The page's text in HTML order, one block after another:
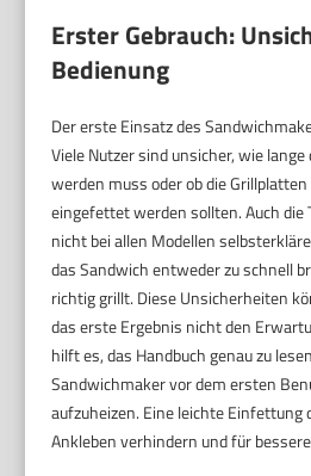
Erster Gebrauch:
Bedienung
Der erste Einsatz des
Viele Nutzer sind unsicher, wie
werden muss oder ob die
eingefettet werden sollten. Auch die
nicht bei allen Modellen
das Sandwich entweder zu schnell
richtig grillt. Diese Unsicherheiten
das erste Ergebnis nicht den
hilft es, das Handbuch genau zu
Sandwichmaker vor dem ersten
aufzuheizen. Eine leichte Einfettung
Ankleben verhindern und für